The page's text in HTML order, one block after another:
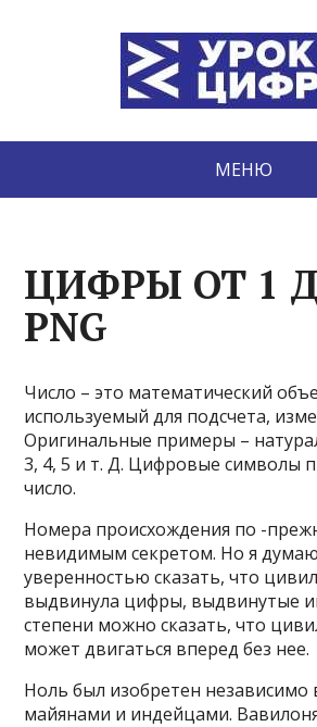
МЕНЮ
ЦИФРЫ ОТ 1
PNG
Число – это математический
используемый для подсчета,
Оригинальные примеры –
3, 4, 5 и т. Д. Цифровые символы
число.
Номера происхождения по -
невидимым секретом. Но я
уверенностью сказать, что
выдвинула цифры, выдвинутые
степени можно сказать, что
может двигаться вперед без нее.
Ноль был изобретен независимо
майянами и индейцами.